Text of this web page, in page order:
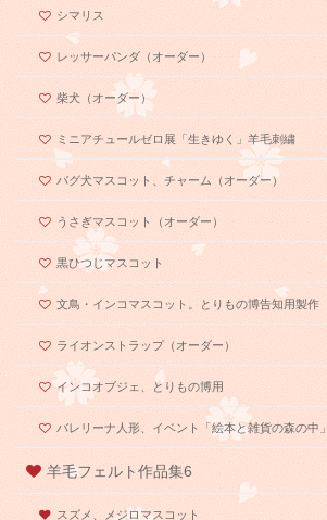
シマリス
レッサーパンダ（オーダー）
柴犬（オーダー）
ミニアチュールゼロ展「生きゆく」羊毛刺繍
パグ犬マスコット、チャーム（オーダー）
うさぎマスコット（オーダー）
黒ひつじマスコット
文鳥・インコマスコット。とりもの博告知用製作
ライオンストラップ（オーダー）
インコオブジェ、とりもの博用
バレリーナ人形、イベント「絵本と雑貨の森の中」
羊毛フェルト作品集6
スズメ、メジロマスコット